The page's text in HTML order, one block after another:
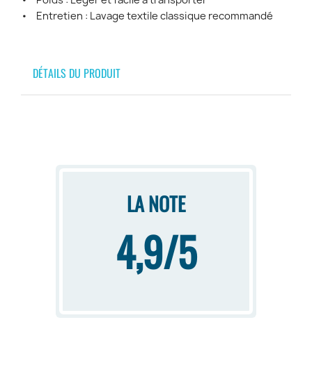
• Entretien : Lavage textile classique recommandé
DÉTAILS DU PRODUIT
LA NOTE
4,9/5